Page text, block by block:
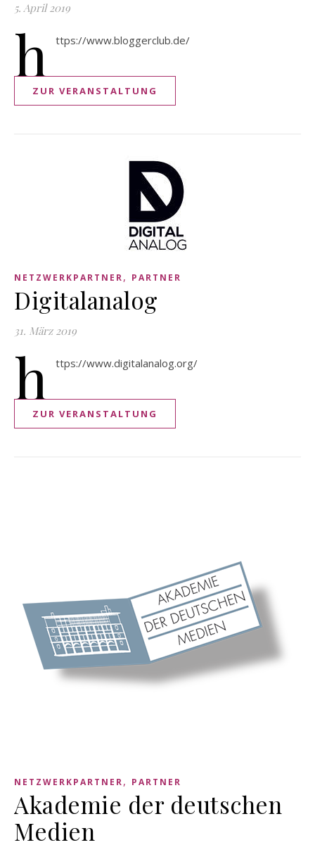
5. April 2019
h ttps://www.bloggerclub.de/
ZUR VERANSTALTUNG
NETZWERKPARTNER, PARTNER
Digitalanalog
31. März 2019
h ttps://www.digitalanalog.org/
ZUR VERANSTALTUNG
NETZWERKPARTNER, PARTNER
Akademie der deutschen
Medien